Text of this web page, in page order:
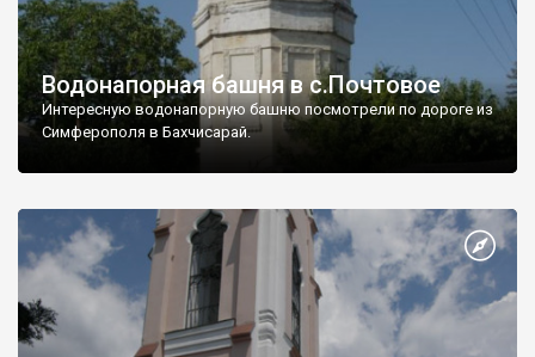
Водонапорная башня в с.Почтовое
Интересную водонапорную башню посмотрели по дороге из
Симферополя в Бахчисарай.